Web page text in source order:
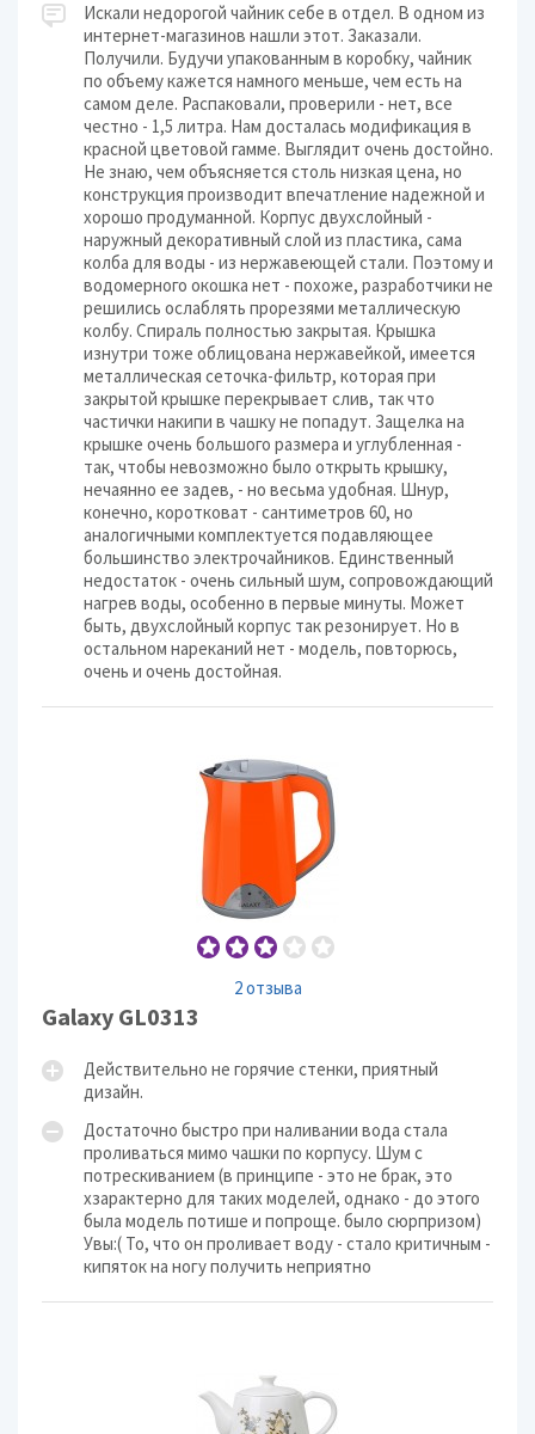
Искали недорогой чайник себе в отдел. В одном из
интернет-магазинов нашли этот. Заказали.
Получили. Будучи упакованным в коробку, чайник
по объему кажется намного меньше, чем есть на
самом деле. Распаковали, проверили - нет, все
честно - 1,5 литра. Нам досталась модификация в
красной цветовой гамме. Выглядит очень достойно.
Не знаю, чем объясняется столь низкая цена, но
конструкция производит впечатление надежной и
хорошо продуманной. Корпус двухслойный -
наружный декоративный слой из пластика, сама
колба для воды - из нержавеющей стали. Поэтому и
водомерного окошка нет - похоже, разработчики не
решились ослаблять прорезями металлическую
колбу. Спираль полностью закрытая. Крышка
изнутри тоже облицована нержавейкой, имеется
металлическая сеточка-фильтр, которая при
закрытой крышке перекрывает слив, так что
частички накипи в чашку не попадут. Защелка на
крышке очень большого размера и углубленная -
так, чтобы невозможно было открыть крышку,
нечаянно ее задев, - но весьма удобная. Шнур,
конечно, коротковат - сантиметров 60, но
аналогичными комплектуется подавляющее
большинство электрочайников. Единственный
недостаток - очень сильный шум, сопровождающий
нагрев воды, особенно в первые минуты. Может
быть, двухслойный корпус так резонирует. Но в
остальном нареканий нет - модель, повторюсь,
очень и очень достойная.
2 отзыва
Galaxy GL0313
Действительно не горячие стенки, приятный
дизайн.
Достаточно быстро при наливании вода стала
проливаться мимо чашки по корпусу. Шум с
потрескиванием (в принципе - это не брак, это
хзарактерно для таких моделей, однако - до этого
была модель потише и попроще. было сюрпризом)
Увы:( То, что он проливает воду - стало критичным -
кипяток на ногу получить неприятно